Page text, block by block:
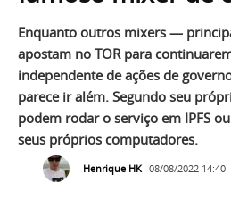
Enquanto outros mixers —
apostam no TOR para
independente de ações de
parece ir além. Segundo seu
podem rodar o serviço em IPFS
seus próprios computadores.
Henrique HK 08/08/2022 14:40